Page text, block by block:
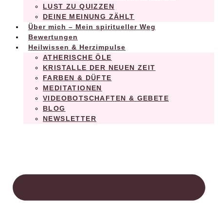
LUST ZU QUIZZEN
DEINE MEINUNG ZÄHLT
Über mich – Mein spiritueller Weg
Bewertungen
Heilwissen & Herzimpulse
ATHERISCHE ÖLE
KRISTALLE DER NEUEN ZEIT
FARBEN & DÜFTE
MEDITATIONEN
VIDEOBOTSCHAFTEN & GEBETE
BLOG
NEWSLETTER